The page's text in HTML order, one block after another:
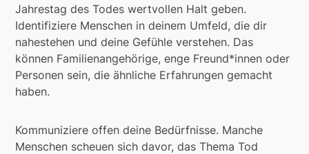
Jahrestag des Todes wertvollen Halt geben.
Identifiziere Menschen in deinem Umfeld, die dir
nahestehen und deine Gefühle verstehen. Das
können Familienangehörige, enge Freund*innen oder
Personen sein, die ähnliche Erfahrungen gemacht
haben.
Kommuniziere offen deine Bedürfnisse. Manche
Menschen scheuen sich davor, das Thema Tod